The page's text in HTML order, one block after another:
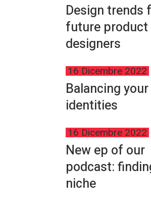
Design trends
future product
designers
16 Dicembre 2022
Balancing your
identities
16 Dicembre 2022
New ep of our
podcast:
niche